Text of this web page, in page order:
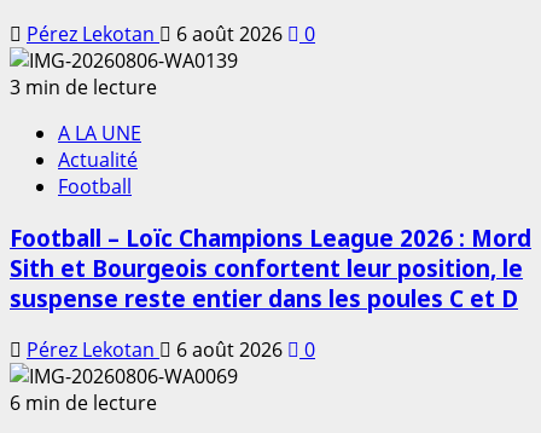
Pérez Lekotan 6 août 2026
0
3 min de lecture
A LA UNE
Actualité
Football
Football – Loïc Champions League 2026 : Mord
Sith et Bourgeois confortent leur position, le
suspense reste entier dans les poules C et D
Pérez Lekotan 6 août 2026
0
6 min de lecture